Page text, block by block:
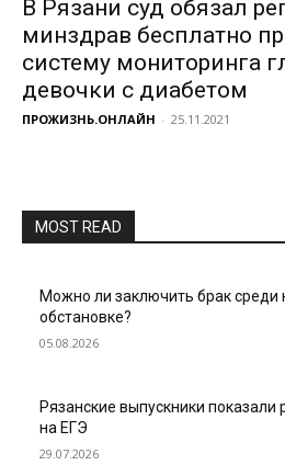
В Рязани суд обязал
минздрав бесплатно
систему мониторинга
девочки с диабетом
ПРОЖИЗНЬ.ОНЛАЙН - 25.11.2021
MOST READ
Можно ли заключить брак среди
обстановке?
05.08.2026
Рязанские выпускники
на ЕГЭ
29.07.2026